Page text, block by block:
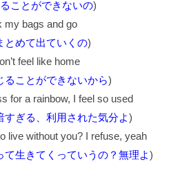
ことができないの)
my bags and go
とめて出ていくの)
feel like home
ることができないから)
for a rainbow, I feel so used
すぎる、利用された気分よ)
live without you? I refuse, yeah
て生きてくっていうの？無理よ)